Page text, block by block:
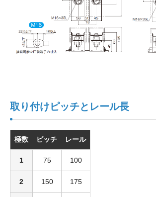
取り付けピッチとレール長
極数 ピッチ レール
1 75 100
2 150 175